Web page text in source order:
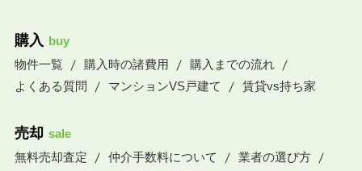
購入 buy
物件一覧
購入時の諸費用
購入までの流れ
よくある質問
マンションVS戸建て 賃貸vs持ち家
売却 sale
無料売却査定
仲介手数料について
業者の選び方